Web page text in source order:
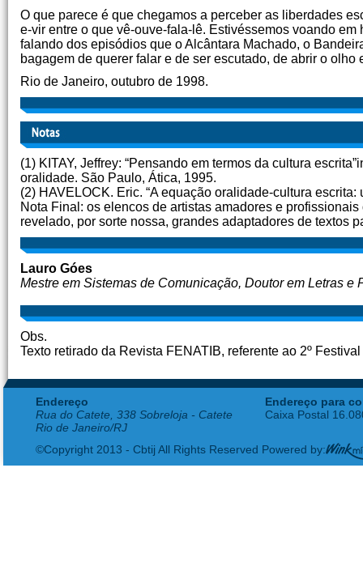
O que parece é que chegamos a perceber as liberdades
e-vir entre o que vê-ouve-fala-lê. Estivéssemos voando
falando dos episódios que o Alcântara Machado, o
bagagem de querer falar e de ser escutado, de abrir o
Rio de Janeiro, outubro de 1998.
(1) KITAY, Jeffrey: “Pensando em termos da cultura
oralidade. São Paulo, Ática, 1995.
(2) HAVELOCK. Eric. “A equação oralidade-cultura
Nota Final: os elencos de artistas amadores e
revelado, por sorte nossa, grandes adaptadores de textos
Lauro Góes
Mestre em Sistemas de Comunicação, Doutor em Letras e
Obs.
Texto retirado da Revista FENATIB, referente ao 2º
Endereço
Rua do Catete, 338 Sobreloja - Catete
Rio de Janeiro/RJ
Endereço para
Caixa Postal
©Copyright 2013 - Cbtij All Rights Reserved Powered by: